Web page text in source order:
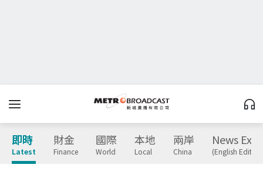
即時
Latest
財金
Finance
國際
World
本地
Local
兩岸
China
News
(English